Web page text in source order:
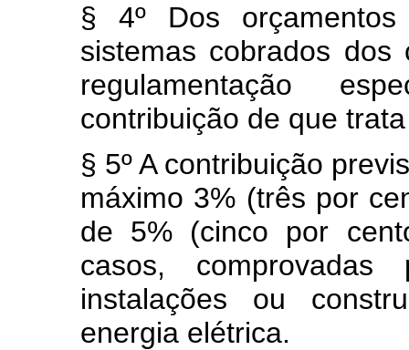
§ 4º Dos
sistemas cobrados dos
regulamentação
contribuição de que
§ 5º A contribuição
máximo 3% (três por
de 5% (cinco por
casos,
instalações ou
energia elétrica.